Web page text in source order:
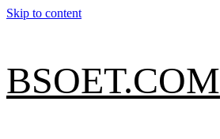
Skip to content
BSOET.COM